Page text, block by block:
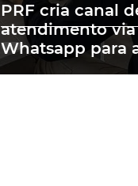
PRF cria canal
atendimento via
Whatsapp para
motoristas